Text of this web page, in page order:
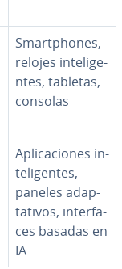
Sma­r­t­pho­nes,
relojes in­te­li­ge­
n­tes, tabletas,
consolas
Apli­ca­cio­nes in­
te­li­ge­n­tes,
paneles ada­p­
ta­ti­vos, in­te­r­fa­
ces basadas en
IA